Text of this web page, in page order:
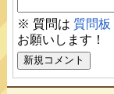
※ 質問は 質問板
お願いします！